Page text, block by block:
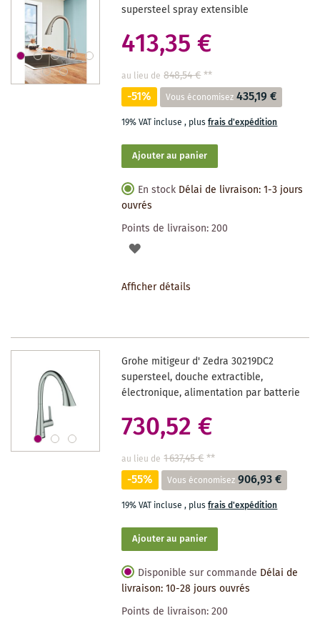
SOUHAITS
supersteel spray extensible
413,35 €
au lieu de 848,54 €**
-51% Vous économisez 435,19 €
19% VAT incluse, plusfrais d'expédition
Ajouter au panier
En stock Délai de livraison: 1-3 jours
ouvrés
Points de livraison:200
AJOUTER
SOUHAITS
Afficher détails
Grohe mitigeur d' Zedra 30219DC2
supersteel, douche extractible,
électronique, alimentation par batterie
730,52 €
au lieu de 1 637,45 €**
-55% Vous économisez 906,93 €
19% VAT incluse, plusfrais d'expédition
Ajouter au panier
Disponible sur commande Délai de
livraison: 10-28 jours ouvrés
Points de livraison:200